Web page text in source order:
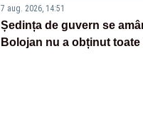
7 aug. 2026, 14:51
Ședința de guvern se
Bolojan nu a obținut toate